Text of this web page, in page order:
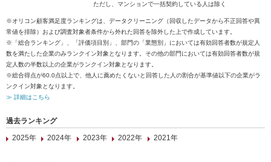
ただし、マンションで一括契約している人は除く
※オリコン顧客満足度ランキングは、データクリーニング（回収したデータから不正回答や異
常値を排除）および調査対象者条件から外れた回答を除外した上で作成しています。
※「総合ランキング」、「評価項目別」、部門の「業態別」においては有効回答者数が規定人
数を満たした企業のみランクイン対象となります。その他の部門においては有効回答者数が規
定人数の半数以上の企業がランクイン対象となります。
※総合得点が60.0点以上で、他人に薦めたくないと回答した人の割合が基準値以下の企業がラ
ンクイン対象となります。
≫ 詳細はこちら
過去ランキング
2025年
2024年 2023年 2022年 2021年